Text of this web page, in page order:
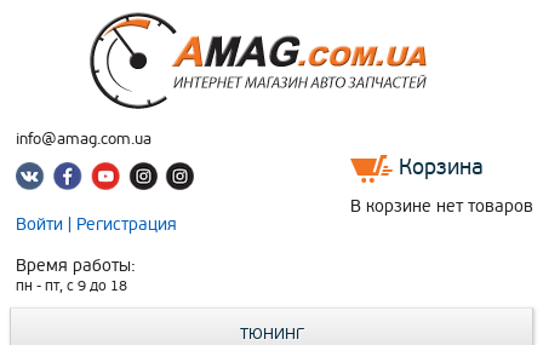
info@amag.com.ua
Войти | Регистрация
Время работы:
пн - пт, c 9 до 18
Корзина
В корзине нет товаров
ТЮНИНГ